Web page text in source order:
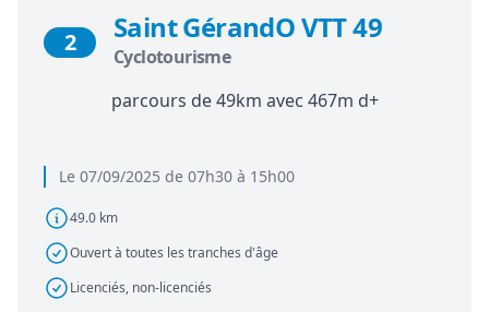
Le 07/09/2025 de 07h30 à 15h00
49.0 km
Ouvert à toutes les tranches d'âge
Licenciés, non-licenciés
2 Saint GérandO VTT 49
Cyclotourisme
parcours de 49km avec 467m d+